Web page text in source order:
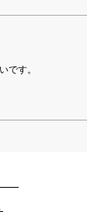
です。